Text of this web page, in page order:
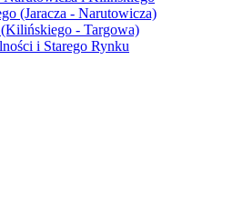
(Jaracza - Narutowicza)
- Targowa)
i Starego Rynku